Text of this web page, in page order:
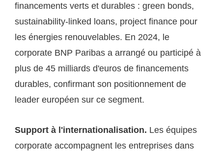
financements verts et durables : green bonds,
sustainability-linked loans, project finance pour
les énergies renouvelables. En 2024, le
corporate BNP Paribas a arrangé ou participé à
plus de 45 milliards d'euros de financements
durables, confirmant son positionnement de
leader européen sur ce segment.
Support à l'internationalisation. Les équipes
corporate accompagnent les entreprises dans